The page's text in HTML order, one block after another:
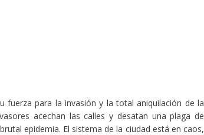
fuerza para la invasión y la total aniquilación de la
acechan las calles y desatan una plaga de
epidemia. El sistema de la ciudad está en caos,